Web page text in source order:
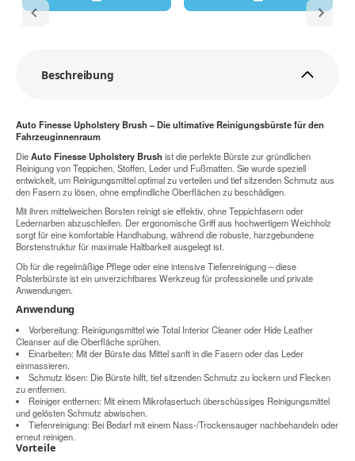
Beschreibung
Auto Finesse Upholstery Brush – Die ultimative Reinigungsbürste für den
Fahrzeuginnenraum
DieAuto Finesse Upholstery Brush ist die perfekte Bürste zur gründlichen
Reinigung von Teppichen, Stoffen, Leder und Fußmatten. Sie wurde speziell
entwickelt, um Reinigungsmittel optimal zu verteilen und tief sitzenden Schmutz aus
den Fasern zu lösen, ohne empfindliche Oberflächen zu beschädigen.
Mit ihren mittelweichen Borsten reinigt sie effektiv, ohne Teppichfasern oder
Ledernarben abzuschleifen. Der ergonomische Griff aus hochwertigem Weichholz
sorgt für eine komfortable Handhabung, während die robuste, harzgebundene
Borstenstruktur für maximale Haltbarkeit ausgelegt ist.
Ob für die regelmäßige Pflege oder eine intensive Tiefenreinigung – diese
Polsterbürste ist ein unverzichtbares Werkzeug für professionelle und private
Anwendungen.
Anwendung
Vorbereitung: Reinigungsmittel wie Total Interior Cleaner oder Hide Leather
Cleanser auf die Oberfläche sprühen.
Einarbeiten: Mit der Bürste das Mittel sanft in die Fasern oder das Leder
einmassieren.
Schmutz lösen: Die Bürste hilft, tief sitzenden Schmutz zu lockern und Flecken
zu entfernen.
Reiniger entfernen: Mit einem Mikrofasertuch überschüssiges Reinigungsmittel
und gelösten Schmutz abwischen.
Tiefenreinigung: Bei Bedarf mit einem Nass-/Trockensauger nachbehandeln oder
erneut reinigen.
Vorteile